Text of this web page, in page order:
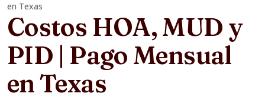
en Texas
Costos HOA, MUD y
PID | Pago Mensual
en Texas